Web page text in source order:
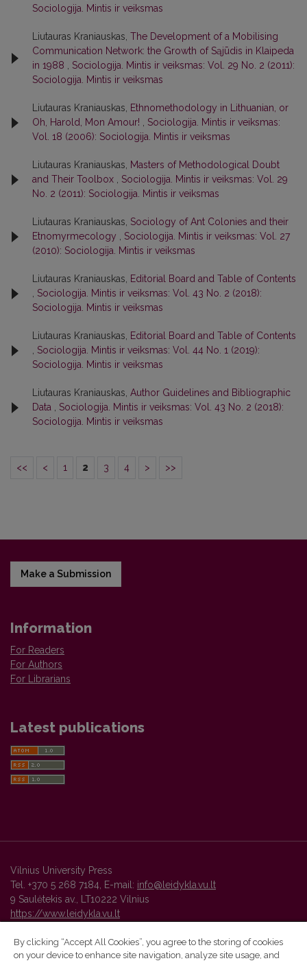
Sociologija. Mintis ir veiksmas
Liutauras Kraniauskas, The Development of a Mobilising
Communication Network: the Growth of Sąjūdis in Klaipeda
in 1988
Sociologija. Mintis ir veiksmas: Vol. 29 No. 2 (2011):
Sociologija. Mintis ir veiksmas
Liutauras Kraniauskas,
Ethnomethodology in Lithuanian, or
Oh, Harold, Mon Amour!
Sociologija. Mintis ir veiksmas:
Vol. 18 (2006): Sociologija. Mintis ir veiksmas
Liutauras Kraniauskas,
Masters of Methodological Doubt
and Their Toolbox
Sociologija. Mintis ir veiksmas: Vol. 29
No. 2 (2011): Sociologija. Mintis ir veiksmas
Liutauras Kraniauskas, Sociology of Ant Colonies and their
Etnomyrmecology
Sociologija. Mintis ir veiksmas: Vol. 27
(2010): Sociologija. Mintis ir veiksmas
Liutauras Kraniauskas,
Editorial Board and Table of Contents
Sociologija. Mintis ir veiksmas: Vol. 43 No. 2 (2018):
Sociologija. Mintis ir veiksmas
Liutauras Kraniauskas,
Editorial Board and Table of Contents
Sociologija. Mintis ir veiksmas: Vol. 44 No. 1 (2019):
Sociologija. Mintis ir veiksmas
Liutauras Kraniauskas, Author Guidelines and Bibliographic
Data
Sociologija. Mintis ir veiksmas: Vol. 43 No. 2 (2018):
Sociologija. Mintis ir veiksmas
<< < 1 2 3 4 > >>
Make a Submission
Information
For Readers
For Authors
For Librarians
Latest publications
Vilnius University Press
Tel. +370 5 268 7184, E-mail: info@leidykla.vu.lt
9 Saulėtekis av., LT10222 Vilnius
https://www.leidykla.vu.lt
By clicking “Accept All Cookies”, you agree to the storing of cookies
on your device to enhance site navigation, analyze site usage, and